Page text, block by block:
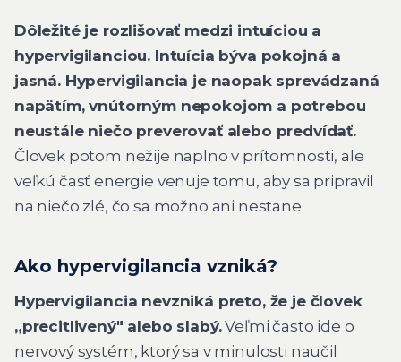
Dôležité je rozlišovať medzi intuíciou a
hypervigilanciou. Intuícia býva pokojná a
jasná. Hypervigilancia je naopak sprevádzaná
napätím, vnútorným nepokojom a potrebou
neustále niečo preverovať alebo predvídať.
Človek potom nežije naplno v prítomnosti, ale
veľkú časť energie venuje tomu, aby sa pripravil
na niečo zlé, čo sa možno ani nestane.
Ako hypervigilancia vzniká?
Hypervigilancia nevzniká preto, že je človek
„precitlivený" alebo slabý.Veľmi často ide o
nervový systém, ktorý sa v minulosti naučil